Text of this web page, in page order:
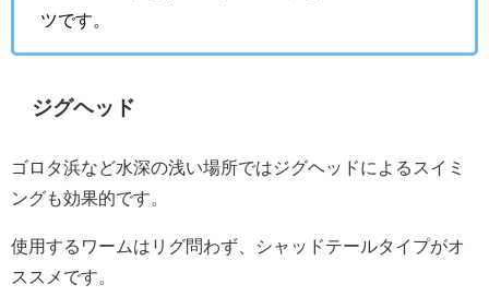
ツです。
ジグヘッド
ゴロタ浜など水深の浅い場所ではジグヘッドによるスイミ
ングも効果的です。
使用するワームはリグ問わず、シャッドテールタイプがオ
ススメです。